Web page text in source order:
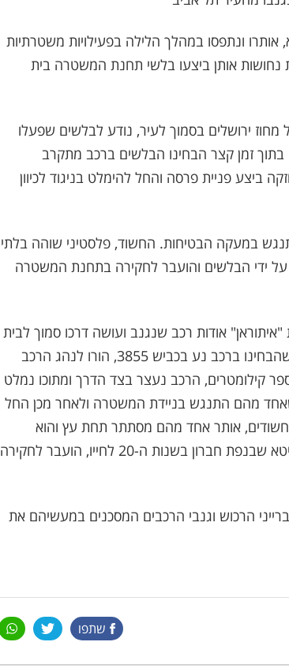
ונתפסו במהלך הלילה בפעילויות משטרתיות
נחושות אותן ביצעו בלשי תחנת המשטרה בית
ירושלים בסמוך לעיר, נודע לבלשים שפעלו
זמן קצר הבחינו הבלשים ברכב מתקרב
ביצע פניית פרסה והחל להימלט בניגוד לכיוון
במעקה הבטיחות. החשוד, פלסטיני שוהה בלתי
חברון בשנות ה-20 לחייו, נעצר על ידי הבלשים והועבר לחקירה בתחנת המשטרה
אודות רכב שנגנב ועושה דרכו סמוך לבית
שמש. שוטרי מג"ב מתחנת מטה יהודה במחוז ירושלים שהבחינו ברכב נע בכביש 3855, הורו לנהג הרכב
קילומטרים, הרכב נעצר בצד הדרך ומתוכו נמלט
מהם התנגש בניידת המשטרה ולאחר מכן החל
אותר אחד מהם מסתתר תחת עץ והוא
נעצר. החשוד, גם הוא פלסטיני שוהה בלתי חוקי תושב יטא שבנפת חברון בשנות ה-20 לחייו, הועבר לחקירה
הרכוש וגנבי הרכבים המסכנים במעשיהם את
שתפו